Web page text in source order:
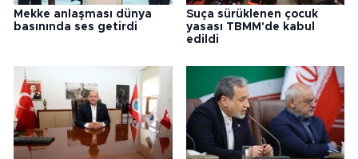
Mekke anlaşması dünya
basınında ses getirdi
Suça sürüklenen çocuk
yasası TBMM'de kabul
edildi